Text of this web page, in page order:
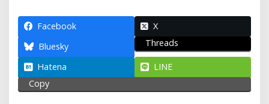
at
s
A
p
p
e
b
o
o
k
e
a
m
ittai
l
ar
e
Facebook
X
Bluesky
Threads
Hatena
LINE
Copy